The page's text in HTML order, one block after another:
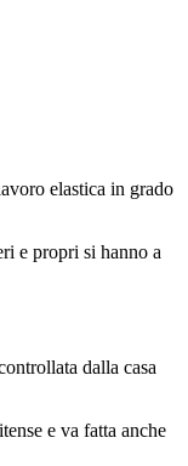
elastica in grado
e propri si hanno a
dalla casa
e va fatta anche